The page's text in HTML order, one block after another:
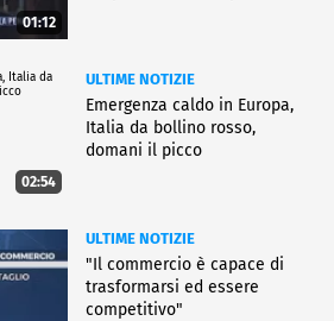
01:12
02:54
ULTIME NOTIZIE
Emergenza caldo in Europa,
Italia da bollino rosso,
domani il picco
ULTIME NOTIZIE
"Il commercio è capace di
trasformarsi ed essere
competitivo"